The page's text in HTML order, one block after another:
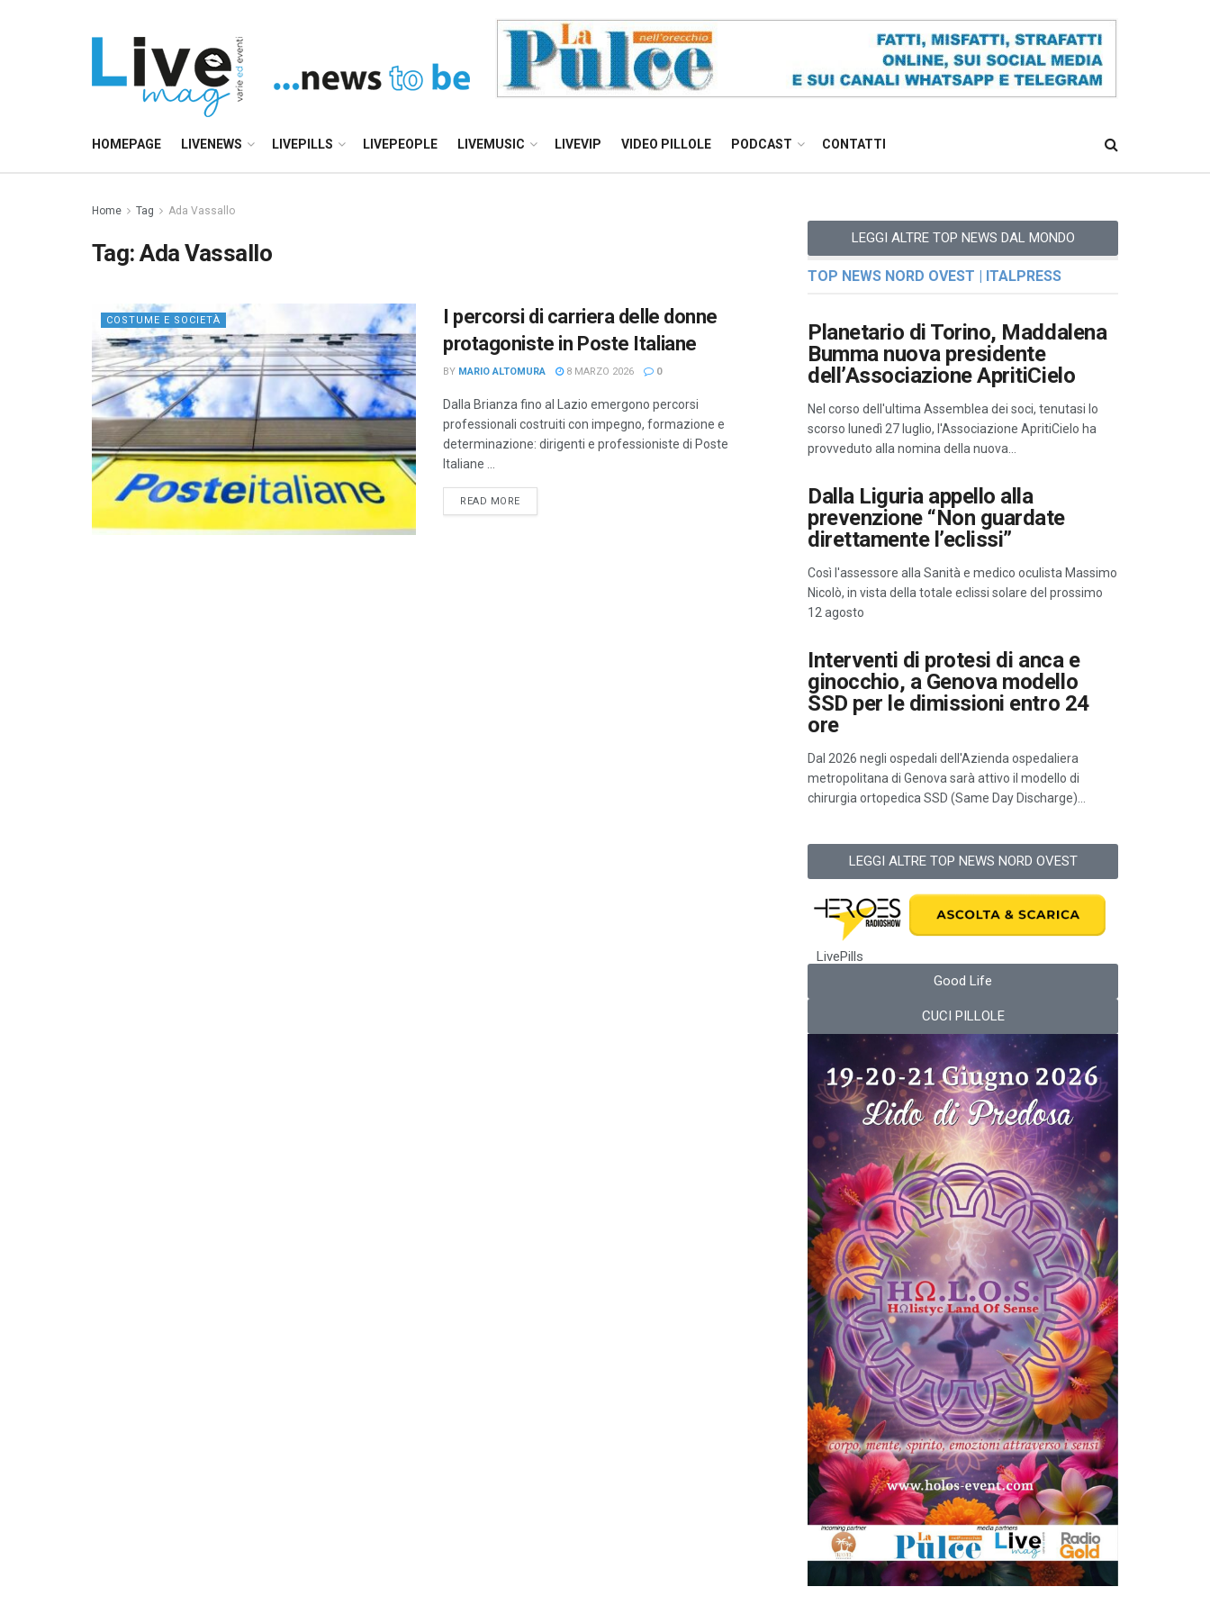
HOMEPAGE LIVENEWS LIVEPILLS LIVEPEOPLE LIVEMUSIC LIVEVIP VIDEO PILLOLE PODCAST CONTATTI
Home Tag Ada Vassallo
Tag:Ada Vassallo
COSTUME E SOCIETÀ
I percorsi di carriera delle donne
protagoniste in Poste Italiane
BY MARIO ALTOMURA 8 MARZO 2026 0
Dalla Brianza fino al Lazio emergono percorsi
professionali costruiti con impegno, formazione e
determinazione: dirigenti e professioniste di Poste
Italiane ...
READ MORE
LEGGI ALTRE TOP NEWS DAL MONDO
TOP NEWS NORD OVEST | ITALPRESS
Planetario di Torino, Maddalena
Bumma nuova presidente
dell’Associazione ApritiCielo
Nel corso dell'ultima Assemblea dei soci, tenutasi lo
scorso lunedì 27 luglio, l'Associazione ApritiCielo ha
provveduto alla nomina della nuova…
Dalla Liguria appello alla
prevenzione “Non guardate
direttamente l’eclissi”
Così l'assessore alla Sanità e medico oculista Massimo
Nicolò, in vista della totale eclissi solare del prossimo
12 agosto
Interventi di protesi di anca e
ginocchio, a Genova modello
SSD per le dimissioni entro 24
ore
Dal 2026 negli ospedali dell'Azienda ospedaliera
metropolitana di Genova sarà attivo il modello di
chirurgia ortopedica SSD (Same Day Discharge)…
LEGGI ALTRE TOP NEWS NORD OVEST
LivePills
Good Life
CUCI PILLOLE